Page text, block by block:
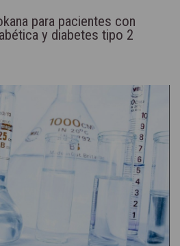
para pacientes con
y diabetes tipo 2